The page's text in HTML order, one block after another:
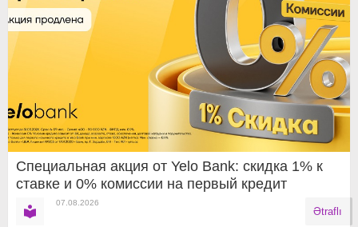
Специальная акция от Yelo Bank: скидка 1% к
ставке и 0% комиссии на первый кредит
07.08.2026
Ətraflı